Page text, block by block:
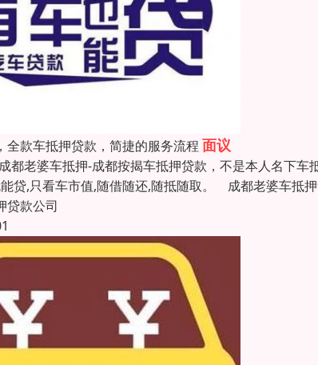
全款车抵押贷款，简捷的服务流程 面议
都老婆车抵押-成都按揭车抵押贷款，不是本人名下
贷,只看车市值,随借随还,随抵随取。 成都老婆车抵
贷款公司